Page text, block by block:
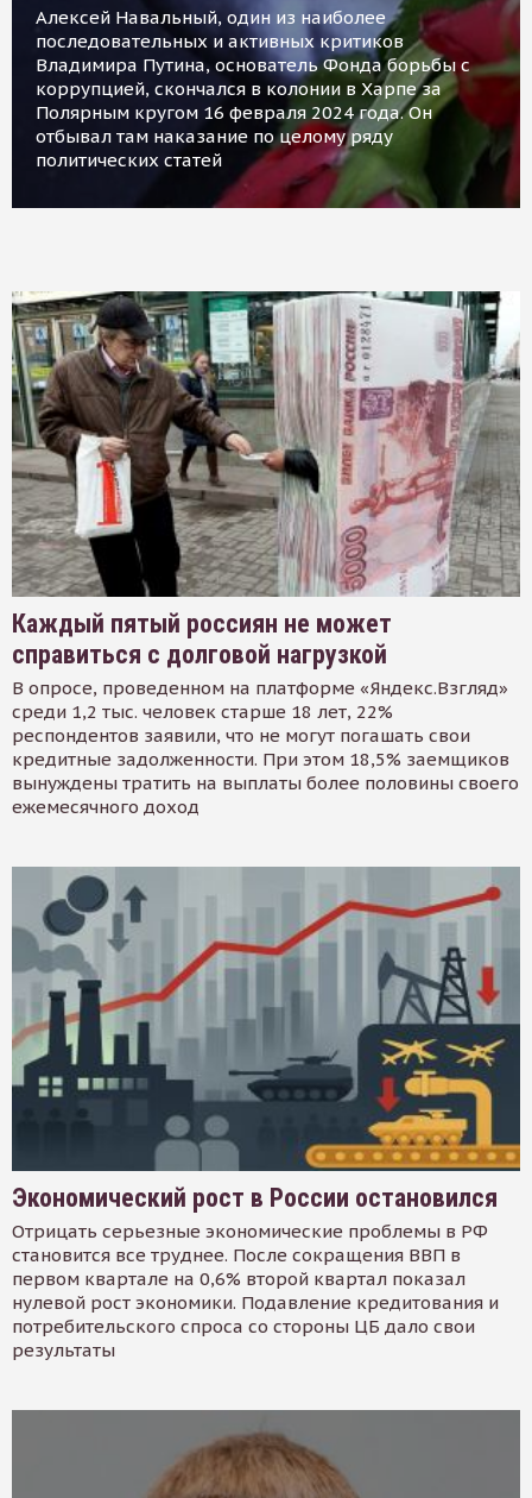
Алексей Навальный, один из наиболее
последовательных и активных критиков
Владимира Путина, основатель Фонда борьбы с
коррупцией, скончался в колонии в Харпе за
Полярным кругом 16 февраля 2024 года. Он
отбывал там наказание по целому ряду
политических статей
Каждый пятый россиян не может
справиться с долговой нагрузкой
В опросе, проведенном на платформе «Яндекс.Взгляд»
среди 1,2 тыс. человек старше 18 лет, 22%
респондентов заявили, что не могут погашать свои
кредитные задолженности. При этом 18,5% заемщиков
вынуждены тратить на выплаты более половины своего
ежемесячного доход
Экономический рост в России остановился
Отрицать серьезные экономические проблемы в РФ
становится все труднее. После сокращения ВВП в
первом квартале на 0,6% второй квартал показал
нулевой рост экономики. Подавление кредитования и
потребительского спроса со стороны ЦБ дало свои
результаты